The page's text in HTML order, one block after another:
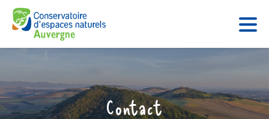
Contact
Panneau de gestion des cookies